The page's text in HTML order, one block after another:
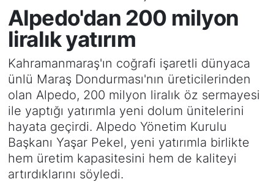
Alpedo'dan 200 milyon
liralık yatırım
Kahramanmaraş'ın coğrafi işaretli dünyaca
ünlü Maraş Dondurması'nın üreticilerinden
olan Alpedo, 200 milyon liralık öz sermayesi
ile yaptığı yatırımla yeni dolum ünitelerini
hayata geçirdi. Alpedo Yönetim Kurulu
Başkanı Yaşar Pekel, yeni yatırımla birlikte
hem üretim kapasitesini hem de kaliteyi
artırdıklarını söyledi.
SPOR
GÜNÜN MANŞETİ
DÜNYA
KÜLTÜR - SANAT
MAGAZİN
SAĞLIK
Mersin Namaz Vakitleri
Mersin Trafik Yoğunluk Haritası
Süper Lig Puan Durumu ve Fikstür
Tüm Manşetler
Son Dakika Haberleri
Haber Arşivi